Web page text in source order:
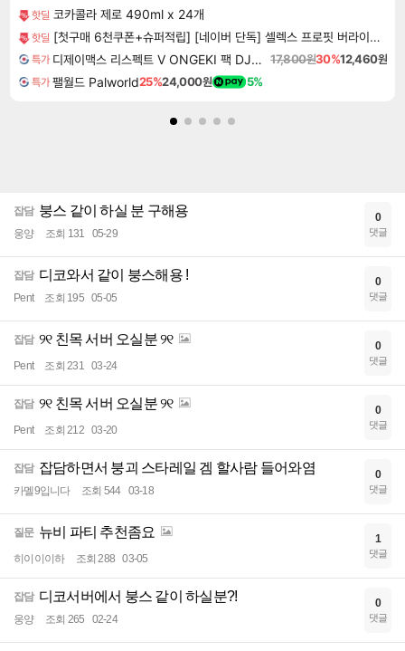
핫딜 코카콜라 제로 490ml x 24개
핫딜 [첫구매 6천쿠폰+슈퍼적립] [네이버 단독] 셀렉스 프로핏 버라이어티팩(총 8입)
특가 디제이맥스 리스펙트 V ONGEKI 팩 DJMAX RESPECT V ONGEKI Pack DLC 17,800원30%12,460원
특가 팰월드 Palworld25%24,000원 5%
잡담 붕스 같이 하실 분 구해용
웅양 조회 131 05-29
0
댓글
잡담 디코와서 같이 붕스해용 !
Pent 조회 195 05-05
0
댓글
잡담 ୨୧ 친목 서버 오실분 ୨୧
Pent 조회 231 03-24
0
댓글
잡담 ୨୧ 친목 서버 오실분 ୨୧
Pent 조회 212 03-20
0
댓글
잡담 잡담하면서 붕괴 스타레일 겜 할사람 들어와염
카멜9입니다 조회 544 03-18
0
댓글
질문 뉴비 파티 추천좀요
히이이이하 조회 288 03-05
1
댓글
잡담 디코서버에서 붕스 같이 하실분?!
웅양 조회 265 02-24
0
댓글